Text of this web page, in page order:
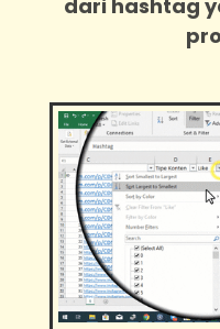
dari hashtag